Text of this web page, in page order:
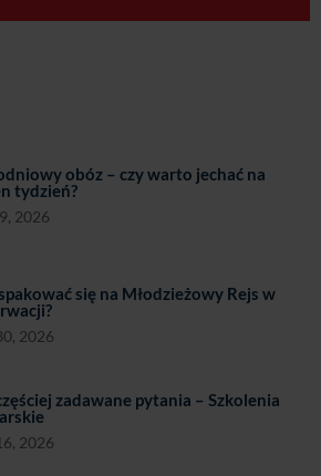
obóz – czy warto jechać na
tydzień?
2026
się na Młodzieżowy Rejs w
2026
zadawane pytania – Szkolenia
2026